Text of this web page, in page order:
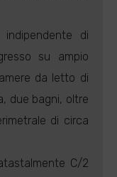
di
su ampio
da letto di
due bagni, oltre
di circa
C/2